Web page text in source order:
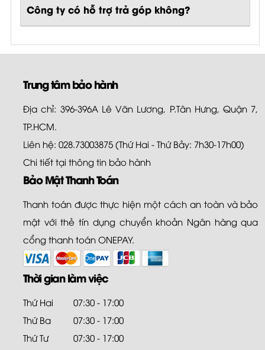
Công ty có hỗ trợ trả góp không?
Trung tâm bảo hành
Địa chỉ: 396-396A Lê Văn Lương, P.Tân Hưng, Quận 7,
TP.HCM.
Liên hệ: 028.73003875 (Thứ Hai - Thứ Bảy: 7h30-17h00)
Chi tiết tại thông tin bảo hành
Bảo Mật Thanh Toán
Thanh toán được thực hiện một cách an toàn và bảo
mật với thẻ tín dụng chuyển khoản Ngân hàng qua
cổng thanh toán ONEPAY.
Thời gian làm việc
Thứ Hai
07:30 - 17:00
Thứ Ba
07:30 - 17:00
Thứ Tư
07:30 - 17:00